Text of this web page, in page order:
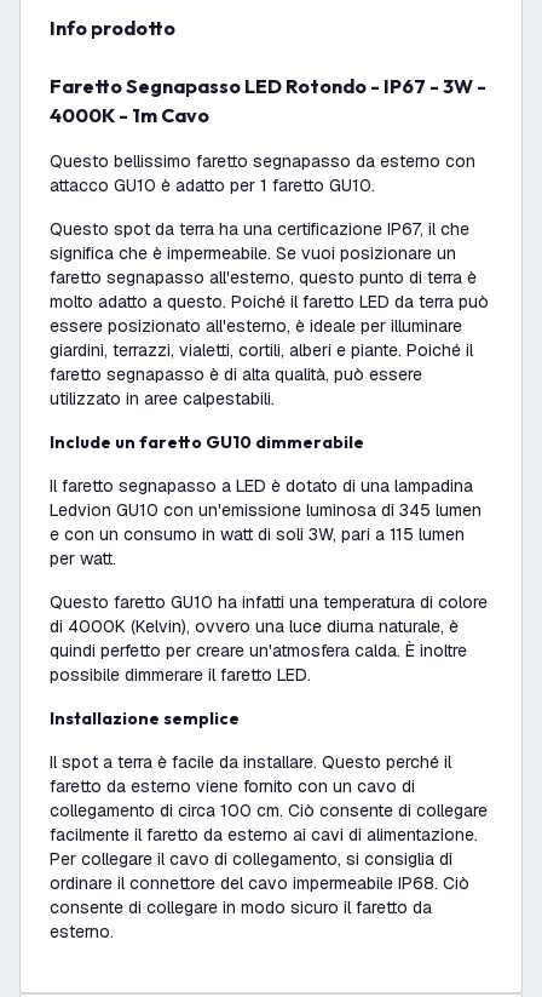
info prodotto
Faretto Segnapasso LED Rotondo - IP67 - 3W -
4000K - 1m Cavo
Questo bellissimo faretto segnapasso da esterno con
attacco GU10 è adatto per 1 faretto GU10.
Questo spot da terra ha una certificazione IP67, il che
significa che è impermeabile. Se vuoi posizionare un
faretto segnapasso all'esterno, questo punto di terra è
molto adatto a questo. Poiché il faretto LED da terra può
essere posizionato all'esterno, è ideale per illuminare
giardini, terrazzi, vialetti, cortili, alberi e piante. Poiché il
faretto segnapasso è di alta qualità, può essere
utilizzato in aree calpestabili.
Include un faretto GU10 dimmerabile
Il faretto segnapasso a LED è dotato di una lampadina
Ledvion GU10 con un'emissione luminosa di 345 lumen
e con un consumo in watt di soli 3W, pari a 115 lumen
per watt.
Questo faretto GU10 ha infatti una temperatura di colore
di 4000K (Kelvin), ovvero una luce diurna naturale, è
quindi perfetto per creare un'atmosfera calda. È inoltre
possibile dimmerare il faretto LED.
Installazione semplice
Il spot a terra è facile da installare. Questo perché il
faretto da esterno viene fornito con un cavo di
collegamento di circa 100 cm. Ciò consente di collegare
facilmente il faretto da esterno ai cavi di alimentazione.
Per collegare il cavo di collegamento, si consiglia di
ordinare il connettore del cavo impermeabile IP68. Ciò
consente di collegare in modo sicuro il faretto da
esterno.